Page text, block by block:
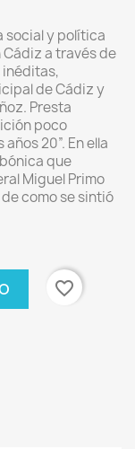
social y política
Cádiz a través de
de Cádiz y
Presta
poco
20”. En ella
que
Miguel Primo
como se sintió
favorite_border